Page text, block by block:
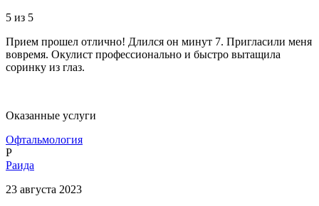
5 из 5
Прием прошел отлично! Длился он минут 7. Пригласили меня
вовремя. Окулист профессионально и быстро вытащила
соринку из глаз.
Оказанные услуги
Офтальмология
Р
Раида
23 августа 2023